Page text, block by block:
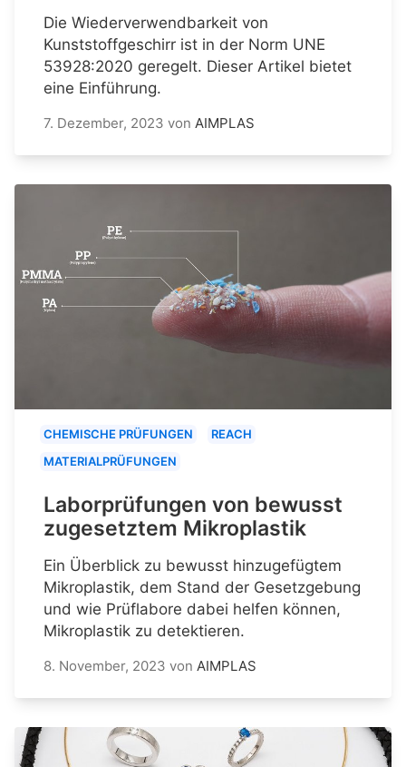
Die Wiederverwendbarkeit von
Kunststoffgeschirr ist in der Norm UNE
53928:2020 geregelt. Dieser Artikel bietet
eine Einführung.
7. Dezember, 2023 von AIMPLAS
CHEMISCHE PRÜFUNGEN
REACH
MATERIALPRÜFUNGEN
Laborprüfungen von bewusst
zugesetztem Mikroplastik
Ein Überblick zu bewusst hinzugefügtem
Mikroplastik, dem Stand der Gesetzgebung
und wie Prüflabore dabei helfen können,
Mikroplastik zu detektieren.
8. November, 2023 von AIMPLAS